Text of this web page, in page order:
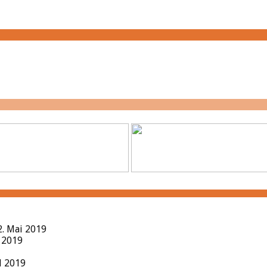
Mai 2019
2019